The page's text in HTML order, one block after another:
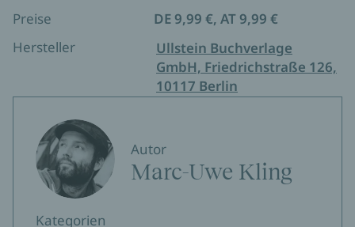
Preise
DE 9,99 €, AT 9,99 €
Hersteller
Ullstein Buchverlage
GmbH, Friedrichstraße 126,
10117 Berlin
Autor
Marc-Uwe Kling
Kategorien